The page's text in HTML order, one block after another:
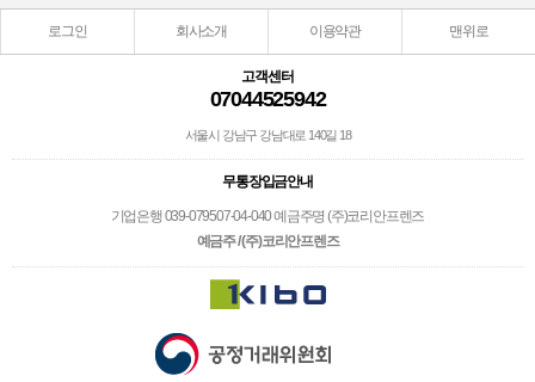
로그인 회사소개 이용약관 맨위로
고객센터
07044525942
서울시 강남구 강남대로 140길 18
무통장입금안내
기업은행 039-079507-04-040 예금주명 (주)코리안프렌즈
예금주 / (주)코리안프렌즈